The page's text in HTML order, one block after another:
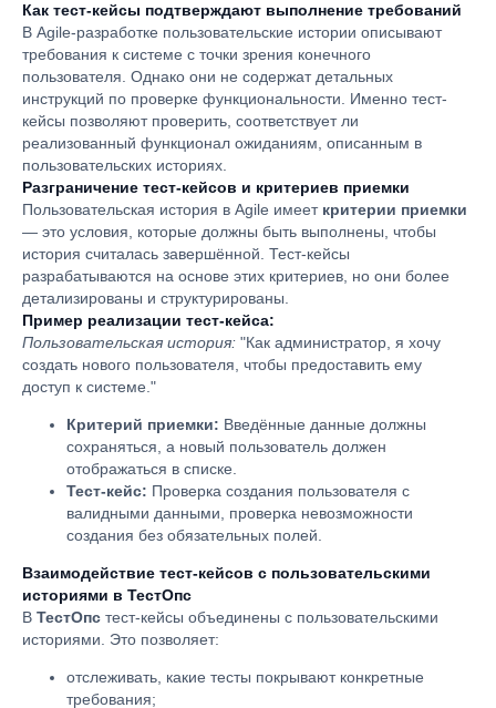
Как тест-кейсы подтверждают выполнение требований
В Agile-разработке пользовательские истории описывают
требования к системе с точки зрения конечного
пользователя. Однако они не содержат детальных
инструкций по проверке функциональности. Именно тест-
кейсы позволяют проверить, соответствует ли
реализованный функционал ожиданиям, описанным в
пользовательских историях.
Разграничение тест-кейсов и критериев приемки
Пользовательская история в Agile имеет критерии приемки
— это условия, которые должны быть выполнены, чтобы
история считалась завершённой. Тест-кейсы
разрабатываются на основе этих критериев, но они более
детализированы и структурированы.
Пример реализации тест-кейса:
Пользовательская история: "Как администратор, я хочу
создать нового пользователя, чтобы предоставить ему
доступ к системе."
Критерий приемки: Введённые данные должны
сохраняться, а новый пользователь должен
отображаться в списке.
Тест-кейс: Проверка создания пользователя с
валидными данными, проверка невозможности
создания без обязательных полей.
Взаимодействие тест-кейсов с пользовательскими
историями в ТестОпс
В ТестОпс тест-кейсы объединены с пользовательскими
историями. Это позволяет:
отслеживать, какие тесты покрывают конкретные
требования;